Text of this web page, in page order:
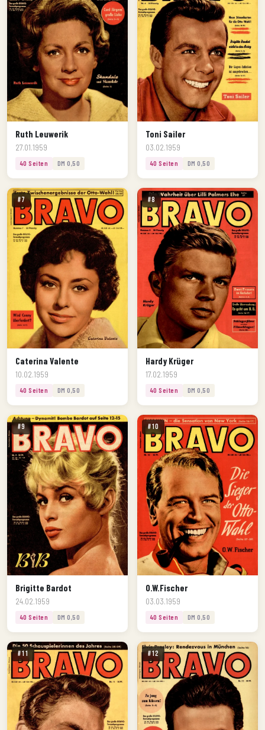
Ruth Leuwerik
27.01.1959
40 Seiten DM 0,50
Toni Sailer
03.02.1959
40 Seiten DM 0,50
#7
Caterina Valente
10.02.1959
40 Seiten DM 0,50
#8
Hardy Krüger
17.02.1959
40 Seiten DM 0,50
#9
Brigitte Bardot
24.02.1959
40 Seiten DM 0,50
#10
O.W.Fischer
03.03.1959
40 Seiten DM 0,50
#11 #12